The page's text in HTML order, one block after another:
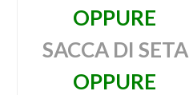
OPPURE
SACCA DI SETA
OPPURE